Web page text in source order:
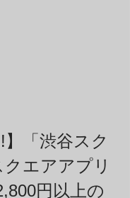
!】「渋谷スク
エアアプリ
円以上の